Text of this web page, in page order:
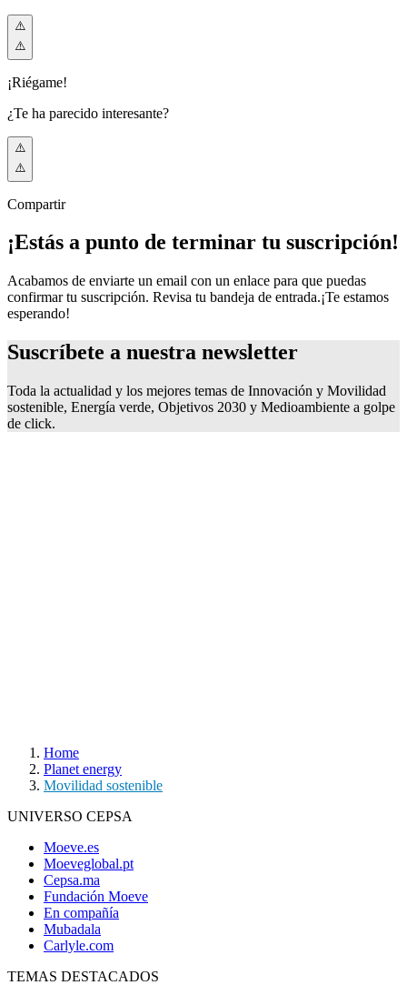
¡Riégame!
¿Te ha parecido interesante?
Compartir
¡Estás a punto de terminar tu suscripción!
Acabamos de enviarte un email con un enlace para que puedas
confirmar tu suscripción. Revisa tu bandeja de entrada.¡Te estamos
esperando!
Suscríbete a nuestra newsletter
Toda la actualidad y los mejores temas de Innovación y Movilidad
sostenible, Energía verde, Objetivos 2030 y Medioambiente a golpe
de click.
Home
Planet energy
Movilidad sostenible
UNIVERSO CEPSA
Moeve.es
Moeveglobal.pt
Cepsa.ma
Fundación Moeve
En compañía
Mubadala
Carlyle.com
TEMAS DESTACADOS